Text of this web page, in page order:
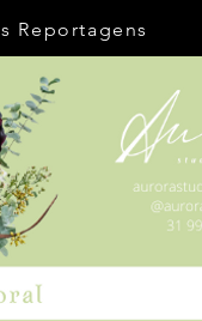
Reportagens